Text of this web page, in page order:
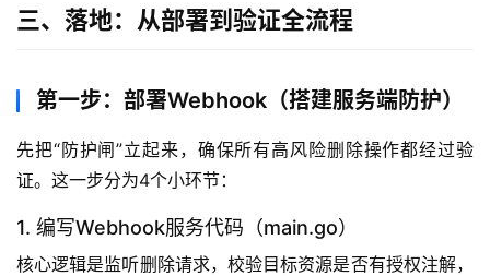
三、落地：从部署到验证全流程
第一步：部署Webhook（搭建服务端防护）
先把“防护闸”立起来，确保所有高风险删除操作都经过验
证。这一步分为4个小环节：
1. 编写Webhook服务代码（main.go）
核心逻辑是监听删除请求，校验目标资源是否有授权注解，